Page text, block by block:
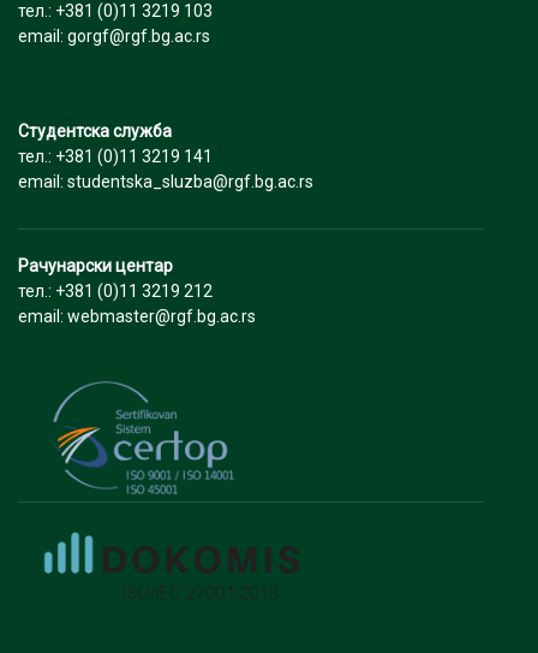
тел.: +381 (0)11 3219 103
email: gorgf@rgf.bg.ac.rs
Студентска служба
тел.: +381 (0)11 3219 141
email: studentska_sluzba@rgf.bg.ac.rs
Рачунарски центар
тел.: +381 (0)11 3219 212
email: webmaster@rgf.bg.ac.rs